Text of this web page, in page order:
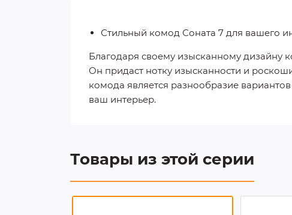
Стильный комод Соната 7 для вашего
Благодаря своему изысканному дизайну
Он придаст нотку изысканности и
комода является разнообразие
ваш интерьер.
Товары из этой серии